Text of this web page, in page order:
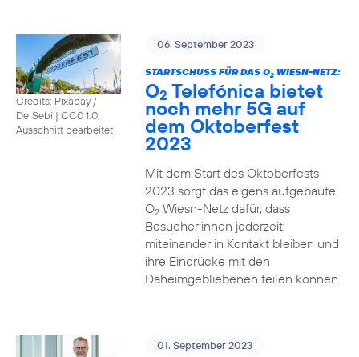
Credits: Pixabay /
DerSebi | CC0 1.0,
Ausschnitt bearbeitet
06. September 2023
STARTSCHUSS FÜR DAS O2WIESN-NETZ:
O2 Telefónica bietet
noch mehr 5G auf
dem Oktoberfest
2023
Mit dem Start des Oktoberfests
2023 sorgt das eigens aufgebaute
O2Wiesn-Netz dafür, dass
Besucher:innen jederzeit
miteinander in Kontakt bleiben und
ihre Eindrücke mit den
Daheimgebliebenen teilen können.
01. September 2023